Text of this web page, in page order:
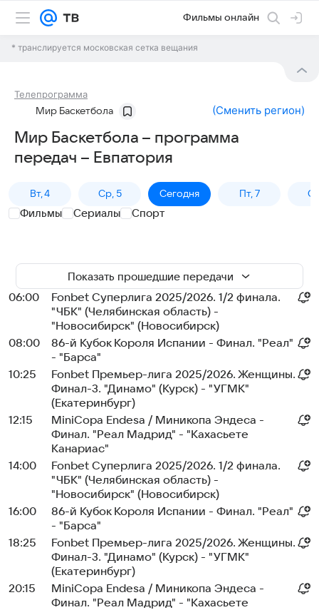
Фильмы онлайн
* транслируется московская сетка вещания
Телепрограмма
Мир Баскетбола (Сменить регион)
Мир Баскетбола – программа
передач – Евпатория
Вт, 4 Ср, 5 Сегодня Пт, 7
Фильмы Сериалы Спорт
Показать прошедшие передачи
06:00
Fonbet Суперлига 2025/2026. 1/2 финала.
"ЧБК" (Челябинская область) -
"Новосибирск" (Новосибирск)
08:00
86-й Кубок Короля Испании - Финал. "Реал"
- "Барса"
10:25
Fonbet Премьер-лига 2025/2026. Женщины.
Финал-3. "Динамо" (Курск) - "УГМК"
(Екатеринбург)
12:15
MiniCopa Endesa / Миникопа Эндеса -
Финал. "Реал Мадрид" - "Кахасьете
Канариас"
14:00
Fonbet Суперлига 2025/2026. 1/2 финала.
"ЧБК" (Челябинская область) -
"Новосибирск" (Новосибирск)
16:00
86-й Кубок Короля Испании - Финал. "Реал"
- "Барса"
18:25
Fonbet Премьер-лига 2025/2026. Женщины.
Финал-3. "Динамо" (Курск) - "УГМК"
(Екатеринбург)
20:15
MiniCopa Endesa / Миникопа Эндеса -
Финал. "Реал Мадрид" - "Кахасьете